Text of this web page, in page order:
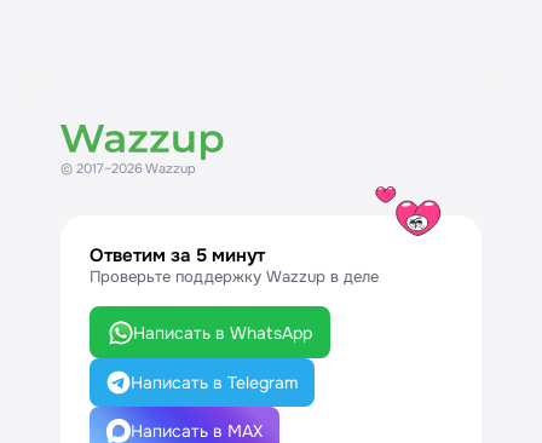
© 2017–2026 Wazzup
Ответим за 5 минут
Проверьте поддержку Wazzup в деле
Написать в WhatsApp
Написать в Telegram
Написать в MAX